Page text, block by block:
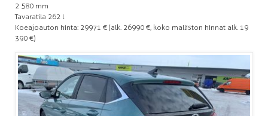
2 580 mm
Tavaratila 262 l
Koeajoauton hinta: 29 971 € (alk. 26 990 €, koko malliston hinnat alk. 19
390 €)